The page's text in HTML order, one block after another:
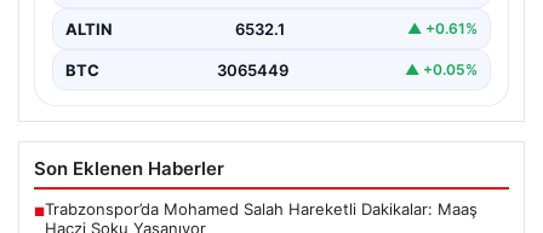
ALTIN 6532.1 ▲ +0.61%
BTC 3065449 ▲ +0.05%
Son Eklenen Haberler
■Trabzonspor’da Mohamed Salah Hareketli Dakikalar: Maaş
Haczi Şoku Yaşanıyor